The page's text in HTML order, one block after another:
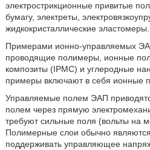
электрострикционные привитые
бумагу, электреты,
жидкокристаллические эластомеры.
Примерами ионно-управляемых
проводящие полимеры, ионные
композиты (IPMC) и углеродные
примеры включают в себя ионные
Управляемые полем ЭАП
полем через прямую
требуют сильные поля (вольты на
Полимерные слои обычно
поддерживать управляющее